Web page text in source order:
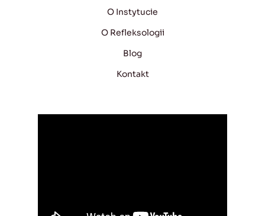
O Instytucie
O Refleksologii
Blog
Kontakt